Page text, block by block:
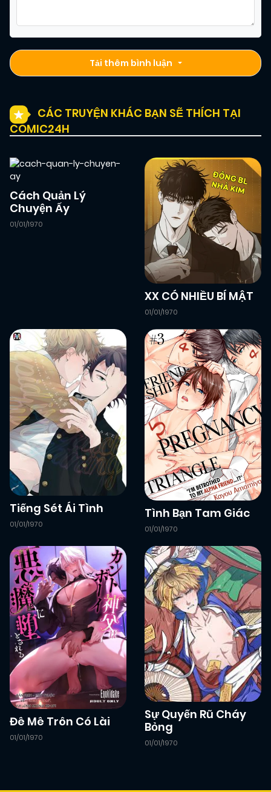
Tải thêm bình luận
CÁC TRUYỆN KHÁC BẠN SẼ THÍCH TẠI
COMIC24H
Cách Quản Lý
Chuyện Ấy
01/01/1970
XX CÓ NHIỀU BÍ MẬT
01/01/1970
Tiếng Sét Ái Tình
01/01/1970
Tình Bạn Tam Giác
01/01/1970
Đê Mê Trôn Có Lài
01/01/1970
Sự Quyến Rũ Cháy
Bỏng
01/01/1970